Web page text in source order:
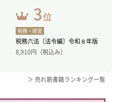
税務・経営
税務六法〔法令編〕令和８年版
8,910円（税込み）
＞ 売れ筋書籍ランキング一覧